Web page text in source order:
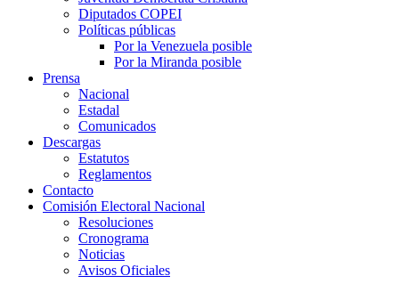
Diputados COPEI
Políticas públicas
Por la Venezuela posible
Por la Miranda posible
Prensa
Nacional
Estadal
Comunicados
Descargas
Estatutos
Reglamentos
Contacto
Comisión Electoral Nacional
Resoluciones
Cronograma
Noticias
Avisos Oficiales